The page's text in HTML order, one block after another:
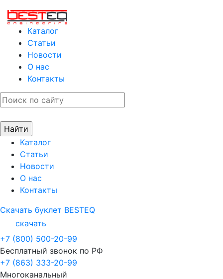
Каталог
Статьи
Новости
О нас
Контакты
Каталог
Статьи
Новости
О нас
Контакты
Скачать буклет BESTEQ
скачать
+7 (800) 500-20-99
Бесплатный звонок по РФ
+7 (863) 333-20-99
Многоканальный